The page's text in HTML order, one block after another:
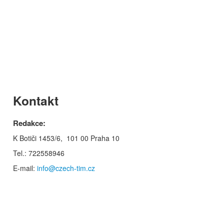
Kontakt
Redakce:
K Botiči 1453/6, 101 00 Praha 10
Tel.: 722558946
E-mail: info@czech-tim.cz